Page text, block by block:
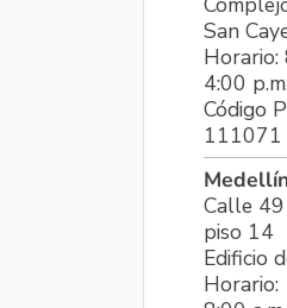
San
Horario:
4:00
Código
111071
Calle
piso 14
Edificio
Horario: